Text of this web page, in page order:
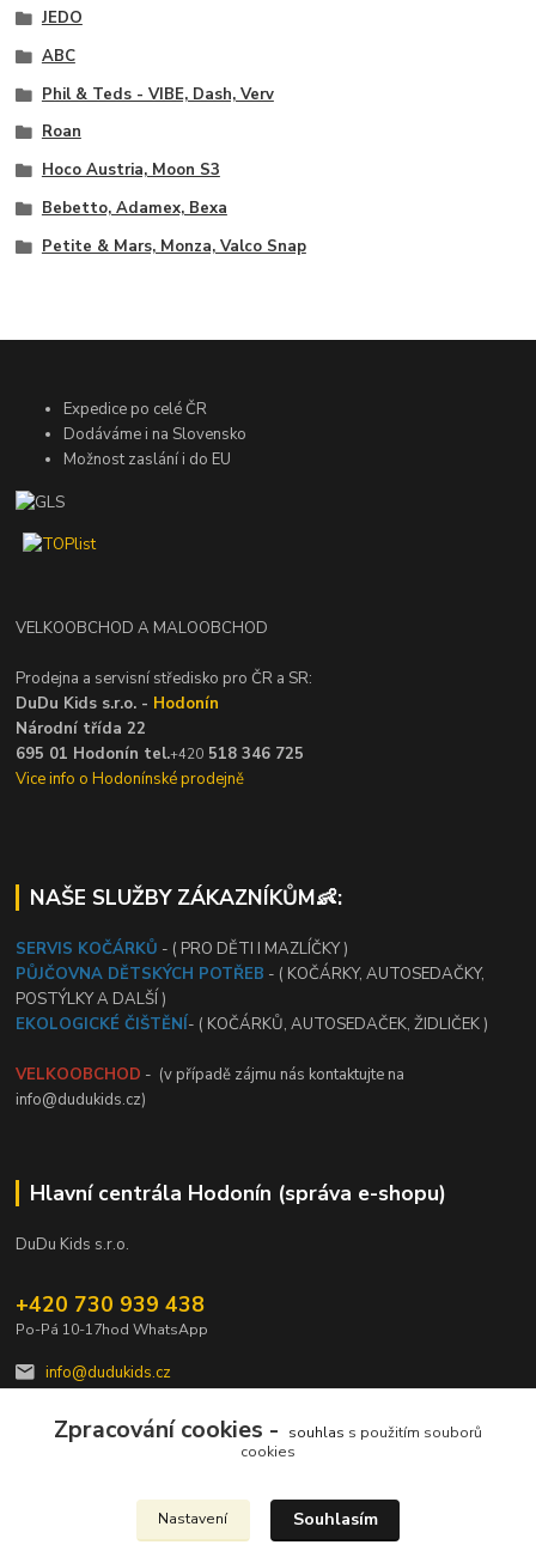
JEDO
ABC
Phil & Teds - VIBE, Dash, Verv
Roan
Hoco Austria, Moon S3
Bebetto, Adamex, Bexa
Petite & Mars, Monza, Valco Snap
Expedice po celé ČR
Dodáváme i na Slovensko
Možnost zaslání i do EU
VELKOOBCHOD A MALOOBCHOD
Prodejna a servisní středisko pro ČR a SR:
DuDu Kids s.r.o. - Hodonín
Národní třída 22
695 01 Hodonín tel.+420 518 346 725
Vice info o Hodonínské prodejně
NAŠE SLUŽBY ZÁKAZNÍKŮM👶:
SERVIS KOČÁRKŮ - ( PRO DĚTI I MAZLÍČKY )
PŮJČOVNA DĚTSKÝCH POTŘEB - ( KOČÁRKY, AUTOSEDAČKY,
POSTÝLKY A DALŠÍ )
EKOLOGICKÉ ČIŠTĚNÍ- ( KOČÁRKŮ, AUTOSEDAČEK, ŽIDLIČEK )
VELKOOBCHOD - (v případě zájmu nás kontaktujte na
info@dudukids.cz)
Hlavní centrála Hodonín (správa e-shopu)
DuDu Kids s.r.o.
+420 730 939 438
Po-Pá 10-17hod WhatsApp
info@dudukids.cz
Upravit sběr cookies.
Zpracování cookies - souhlas s použitím souborů
cookies
Nastavení Souhlasím